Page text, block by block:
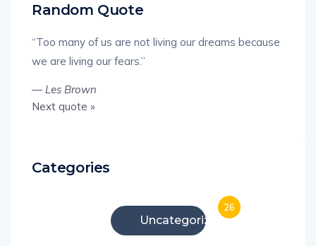
Random Quote
“Too many of us are not living our dreams because
we are living our fears.”
—Les Brown
Next quote »
Categories
Uncategorized
26